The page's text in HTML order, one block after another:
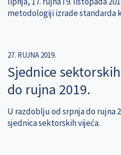
metodologiji izrade standarda
27. RUJNA 2019.
Sjednice
do rujna 2019.
U razdoblju od srpnja do rujna
sjednica sektorskih vijeća.